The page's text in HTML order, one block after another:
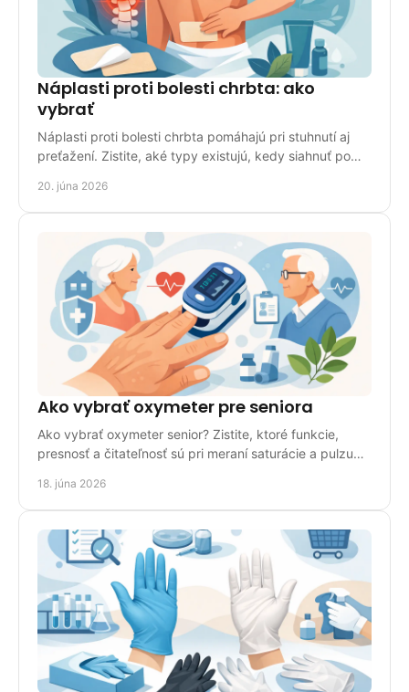
Náplasti proti bolesti chrbta: ako
vybrať
Náplasti proti bolesti chrbta pomáhajú pri stuhnutí aj
preťažení. Zistite, aké typy existujú, kedy siahnuť po
20. júna 2026
Ako vybrať oxymeter pre seniora
Ako vybrať oxymeter senior? Zistite, ktoré funkcie,
presnosť a čitateľnosť sú pri meraní saturácie a pulzu
18. júna 2026